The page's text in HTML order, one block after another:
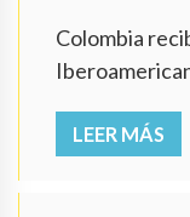
Colombia
LEER MÁS